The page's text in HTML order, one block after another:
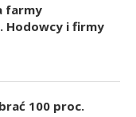
farmy
i firmy
100 proc.